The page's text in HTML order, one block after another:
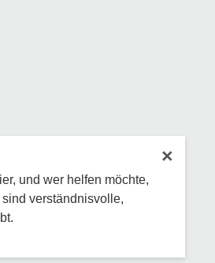
×
und wer helfen möchte,
verständnisvolle,